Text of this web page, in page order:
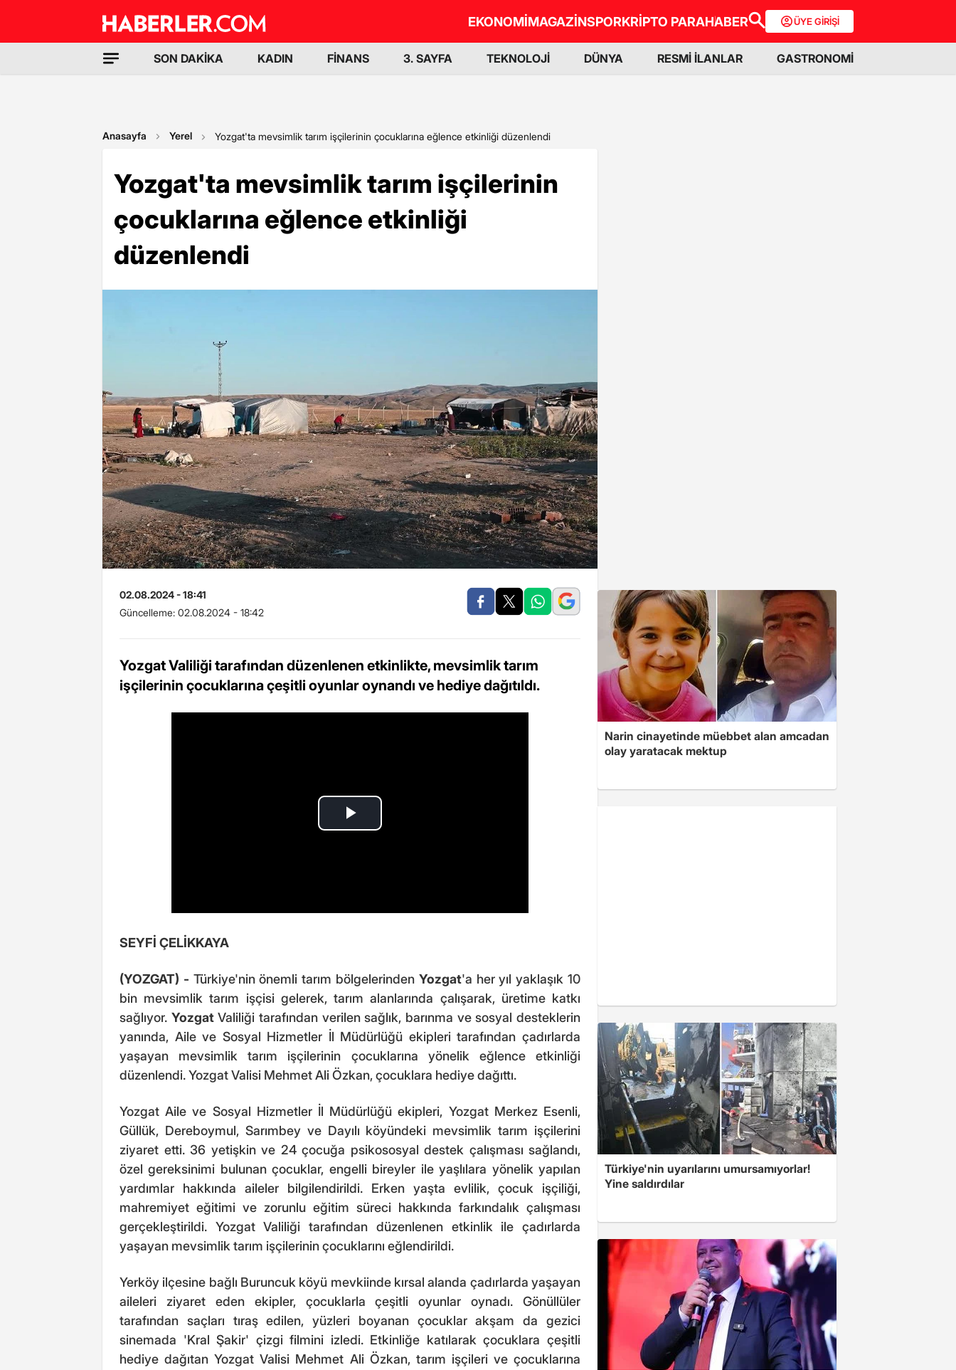
EKONOMİMAGAZİNSPORKRİPTO PARAHABER ÜYE GİRİŞİ
SON DAKİKA KADIN FİNANS 3. SAYFA TEKNOLOJİ DÜNYA RESMİ İLANLAR GASTRONOMİ
Anasayfa Yerel Yozgat'ta mevsimlik tarım işçilerinin çocuklarına eğlence etkinliği düzenlendi
Yozgat'ta mevsimlik tarım işçilerinin
çocuklarına eğlence etkinliği
düzenlendi
02.08.2024 - 18:41
Güncelleme: 02.08.2024 - 18:42
Yozgat Valiliği tarafından düzenlenen etkinlikte, mevsimlik tarım
işçilerinin çocuklarına çeşitli oyunlar oynandı ve hediye dağıtıldı.
SEYFİ ÇELİKKAYA
(YOZGAT) - Türkiye'nin önemli tarım bölgelerinden Yozgat'a her yıl yaklaşık 10
bin mevsimlik tarım işçisi gelerek, tarım alanlarında çalışarak, üretime katkı
sağlıyor. YozgatValiliği tarafından verilen sağlık, barınma ve sosyal desteklerin
yanında, Aile ve Sosyal Hizmetler İl Müdürlüğü ekipleri tarafından çadırlarda
yaşayan mevsimlik tarım işçilerinin çocuklarına yönelik eğlence etkinliği
düzenlendi. Yozgat Valisi Mehmet Ali Özkan, çocuklara hediye dağıttı.
Yozgat Aile ve Sosyal Hizmetler İl Müdürlüğü ekipleri, Yozgat Merkez Esenli,
Güllük, Dereboymul, Sarımbey ve Dayılı köyündeki mevsimlik tarım işçilerini
ziyaret etti. 36 yetişkin ve 24 çocuğa psikososyal destek çalışması sağlandı,
özel gereksinimi bulunan çocuklar, engelli bireyler ile yaşlılara yönelik yapılan
yardımlar hakkında aileler bilgilendirildi. Erken yaşta evlilik, çocuk işçiliği,
mahremiyet eğitimi ve zorunlu eğitim süreci hakkında farkındalık çalışması
gerçekleştirildi. Yozgat Valiliği tarafından düzenlenen etkinlik ile çadırlarda
yaşayan mevsimlik tarım işçilerinin çocuklarını eğlendirildi.
Yerköy ilçesine bağlı Buruncuk köyü mevkiinde kırsal alanda çadırlarda yaşayan
aileleri ziyaret eden ekipler, çocuklarla çeşitli oyunlar oynadı. Gönüllüler
tarafından saçları tıraş edilen, yüzleri boyanan çocuklar akşam da gezici
sinemada 'Kral Şakir' çizgi filmini izledi. Etkinliğe katılarak çocuklara çeşitli
hediye dağıtan Yozgat Valisi Mehmet Ali Özkan, tarım işçileri ve çocuklarına
Narin cinayetinde müebbet alan amcadan
olay yaratacak mektup
Türkiye'nin uyarılarını umursamıyorlar!
Yine saldırdılar